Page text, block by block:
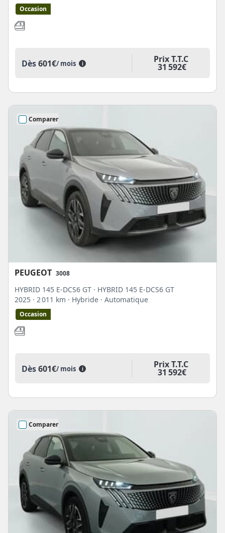
Occasion
Dès601€/ mois i Prix T.T.C
31 592€
Comparer
PEUGEOT 3008
HYBRID 145 E-DCS6 GT · HYBRID 145 E-DCS6 GT
2025 · 2 011 km · Hybride · Automatique
Occasion
Dès601€/ mois i Prix T.T.C
31 592€
Comparer